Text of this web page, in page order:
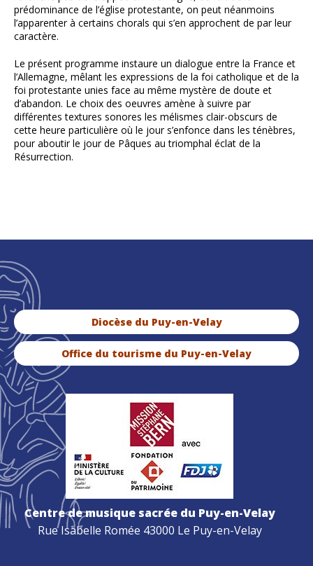
prédominance de l’église protestante, on peut néanmoins
l’apparenter à certains chorals qui s’en approchent de par leur
caractère.
Le présent programme instaure un dialogue entre la France et
l’Allemagne, mêlant les expressions de la foi catholique et de la
foi protestante unies face au même mystère de doute et
d’abandon. Le choix des oeuvres amène à suivre par
différentes textures sonores les mélismes clair-obscurs de
cette heure particulière où le jour s’enfonce dans les ténèbres,
pour aboutir le jour de Pâques au triomphal éclat de la
Résurrection.
Diocèse du Puy-en-Velay
Office du tourisme du Puy-en-Velay
Centre de musique sacrée du Puy-en-Velay
Rue Isabelle Romée 43000 Le Puy-en-Velay